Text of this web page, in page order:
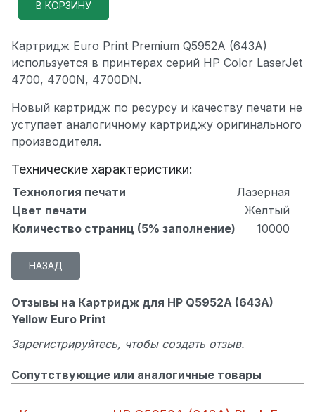
Картридж Euro Print Premium Q5952A (643A)
используется в принтерах серий HP Color LaserJet
4700, 4700N, 4700DN.
Новый картридж по ресурсу и качеству печати не
уступает аналогичному картриджу оригинального
производителя.
Технические характеристики:
Технология печати
Лазерная
Цвет печати
Желтый
Количество страниц (5% заполнение)
10000
Отзывы на Картридж для HP Q5952A (643A)
Yellow Euro Print
Зарегистрируйтесь, чтобы создать отзыв.
Сопутствующие или аналогичные товары